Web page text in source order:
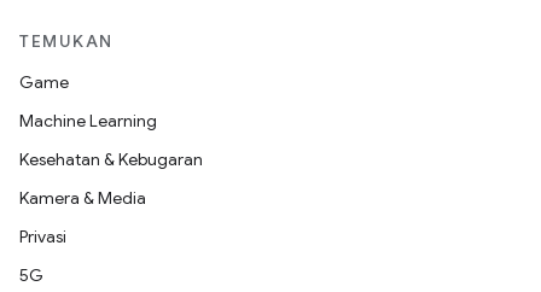
TEMUKAN
Game
Machine Learning
Kesehatan & Kebugaran
Kamera & Media
Privasi
5G